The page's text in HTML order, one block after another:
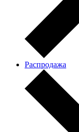
Распродажа